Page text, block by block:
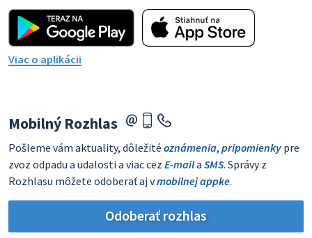
Viac o aplikácii
Mobilný Rozhlas
Pošleme vám aktuality, dôležité oznámenia, pripomienky pre
zvoz odpadu a udalosti a viac cez E-maila SMS. Správy z
Rozhlasu môžete odoberať aj vmobilnej appke.
Odoberať rozhlas